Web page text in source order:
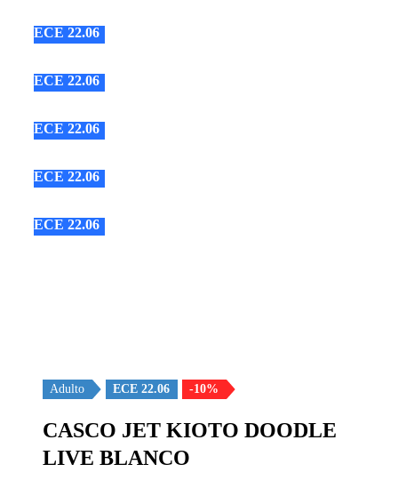
ECE 22.06
ECE 22.06
ECE 22.06
ECE 22.06
ECE 22.06
Adulto ECE 22.06 -10%
CASCO JET KIOTO DOODLE
LIVE BLANCO